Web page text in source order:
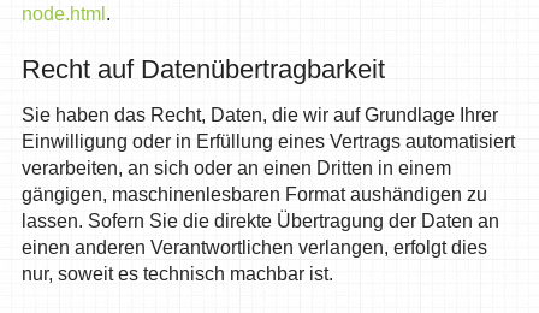
node.html .
Recht auf Datenübertragbarkeit
Sie haben das Recht, Daten, die wir auf Grundlage Ihrer
Einwilligung oder in Erfüllung eines Vertrags automatisiert
verarbeiten, an sich oder an einen Dritten in einem
gängigen, maschinenlesbaren Format aushändigen zu
lassen. Sofern Sie die direkte Übertragung der Daten an
einen anderen Verantwortlichen verlangen, erfolgt dies
nur, soweit es technisch machbar ist.